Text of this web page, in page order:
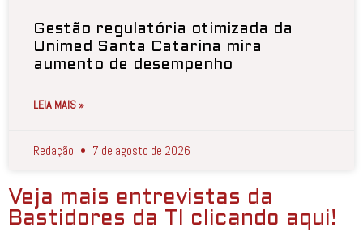
Gestão regulatória otimizada da
Unimed Santa Catarina mira
aumento de desempenho
LEIA MAIS »
Redação 7 de agosto de 2026
Veja mais entrevistas da
Bastidores da TI clicando aqui!